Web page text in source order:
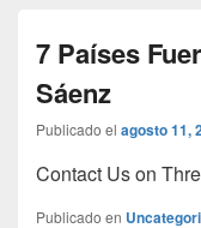
7 Países
Sáenz
Publicado el agosto 11,
Contact Us on
Publicado en